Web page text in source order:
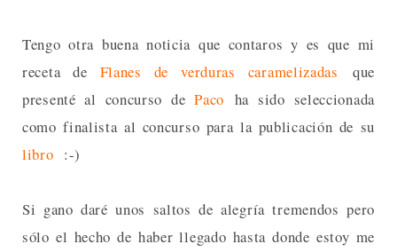
Tengo otra buena noticia que contaros y es que mi
receta de Flanes de verduras caramelizadas que
presenté al concurso dePaco ha sido seleccionada
como finalista al concurso para la publicación de su
libro :-)
Si gano daré unos saltos de alegría tremendos pero
sólo el hecho de haber llegado hasta donde estoy me